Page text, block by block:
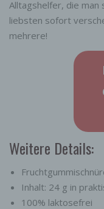
Alltagshelfer, die
liebsten sofort
mehrere!
Weitere Details:
Inhalt: 24 g in
100% laktosefrei